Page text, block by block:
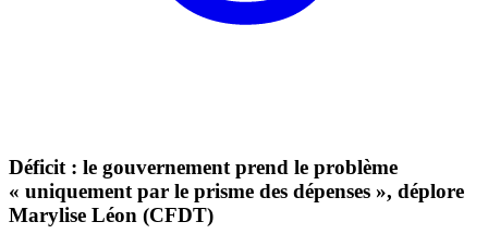
Déficit : le gouvernement prend le problème
« uniquement par le prisme des dépenses », déplore
Marylise Léon (CFDT)